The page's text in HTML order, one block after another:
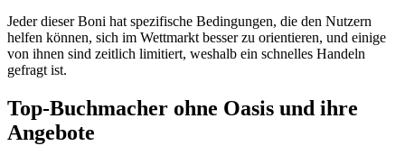
Jeder dieser Boni hat spezifische Bedingungen, die den Nutzern
helfen können, sich im Wettmarkt besser zu orientieren, und einige
von ihnen sind zeitlich limitiert, weshalb ein schnelles Handeln
gefragt ist.
Top-Buchmacher ohne Oasis und ihre
Angebote